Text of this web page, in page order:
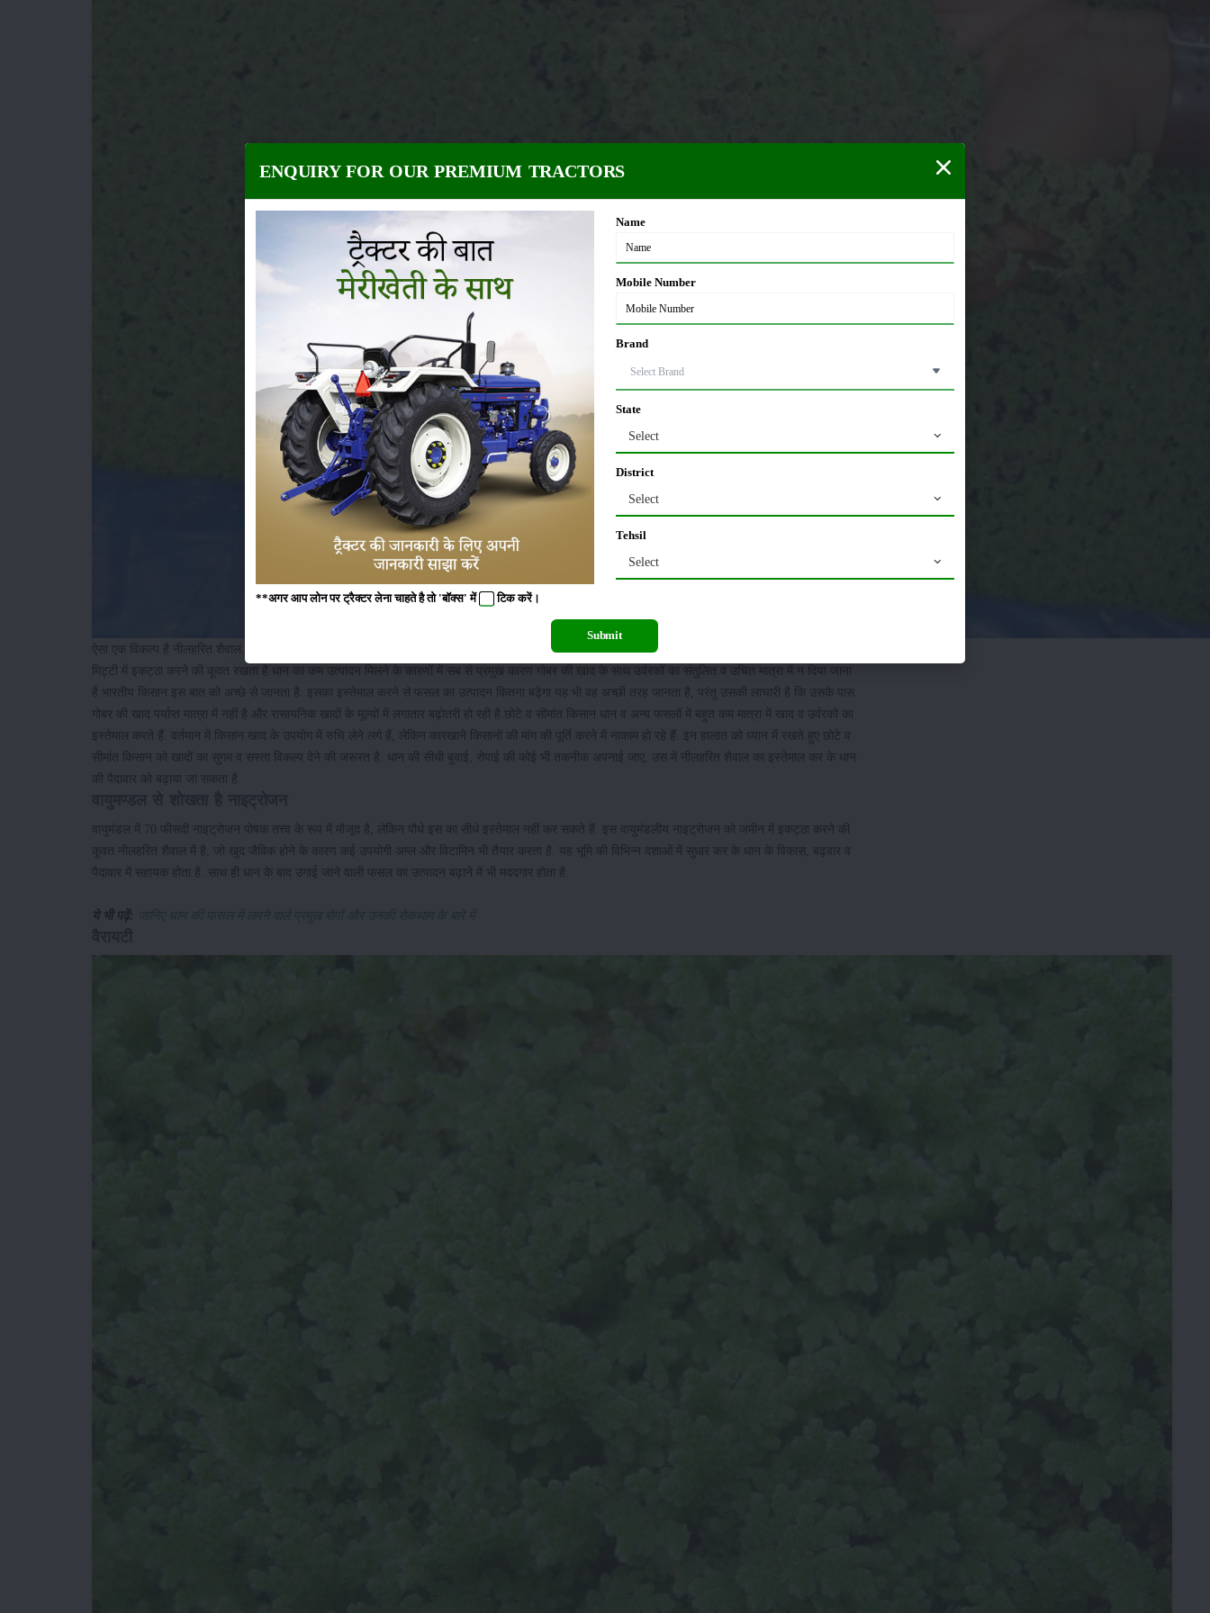
ऐसा एक विकल्प है नीलहरित शैवाल. इसे विशेषकर
में इस्तेमाल करने से उत्पादन में काफी इजाफा हो जाता है, क्योंकि यह प्रकाश संश्लेषण के साथ नाइट्रोजन को
मिट्टी में इकट्ठा करने की कूवत रखता है.धान का कम उत्पादन मिलने के कारणों में सब से प्रमुख कारण गोबर की खाद के साथ उर्वरकों का संतुलित व उचित मात्रा में न दिया जाना
है.भारतीय किसान इस बात को अच्छे से जानता है. इसका इस्तेमाल करने से फसल का उत्पादन कितना बढ़ेगा यह भी वह अच्छी तरह जानता है, परंतु उसकी लाचारी है कि उसके पास
गोबर की खाद पर्याप्त मात्रा में नहीं है और रासायनिक खादों के मूल्यों में लगातार बढ़ोतरी हो रही है.छोटे व सीमांत किसान धान व अन्य फसलों में बहुत कम मात्रा में खाद व उर्वरकों का
इस्तेमाल करते हैं. वर्तमान में किसान खाद के उपयोग में रुचि लेने लगे हैं, लेकिन कारखाने किसानों की मांग की पूर्ति करने में नाकाम हो रहे हैं. इन हालात को ध्यान में रखते हुए छोटे व
सीमांत किसान को खादों का सुगम व सस्ता विकल्प देने की जरूरत है. धान की सीधी बुवाई, रोपाई की कोई भी तकनीक अपनाई जाए, उस में नीलहरित शैवाल का इस्तेमाल कर के धान
की पैदावार को बढ़ाया जा सकता है.
वायुमंडल में 70 फीसदी नाइट्रोजन पोषक तत्त्व के रूप में मौजूद है, लेकिन पौधे इस का सीधे इस्तेमाल नहीं कर सकते हैं. इस वायुमंडलीय नाइट्रोजन को जमीन में इकट्ठा करने की
कूवत नीलहरित शैवाल में है, जो खुद जैविक होने के कारण कई उपयोगी अम्ल और विटामिन भी तैयार करता है. यह भूमि की विभिन्न दशाओं में सुधार कर के धान के विकास, बढ़वार व
पैदावार में सहायक होता है. साथ ही धान के बाद उगाई जाने वाली फसल का उत्पादन बढ़ाने में भी मददगार होता है.
ये भी पढ़ें: जानिए धान की फसल में लगने वाले प्रमुख रोगों और उनकी रोकथाम के बारे में
ENQUIRY FOR OUR PREMIUM TRACTORS
Name
Mobile Number
Brand
State
Select
District
Select
Tehsil
Select
**अगर आप लोन पर ट्रैक्टर लेना चाहते है तो 'बॉक्स' में टिककरें।
Submit